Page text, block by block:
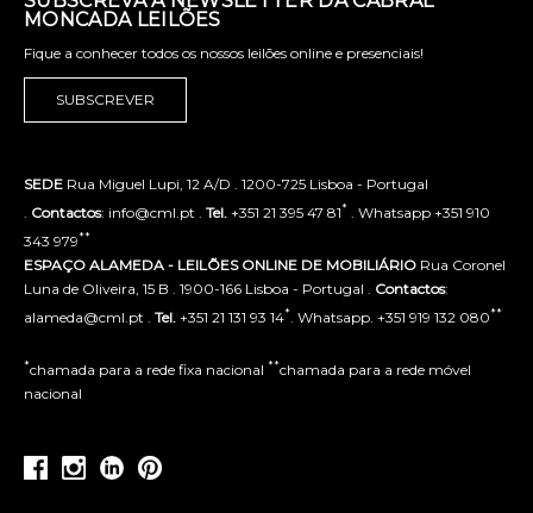
MONCADA LEILÕES
Fique a conhecer todos os nossos leilões online e presenciais!
SUBSCREVER
SEDE Rua Miguel Lupi, 12 A/D . 1200-725 Lisboa - Portugal
Contactos: info@cml.pt . Tel. +351 21 395 47 81* . Whatsapp +351 910
343 979**
ESPAÇO ALAMEDA - LEILÕES ONLINE DE MOBILIÁRIO Rua Coronel
Luna de Oliveira, 15 B . 1900-166 Lisboa - Portugal . Contactos:
alameda@cml.pt . Tel. +351 21 131 93 14* . Whatsapp. +351 919 132 080**
*chamada para a rede fixa nacional **chamada para a rede móvel
nacional